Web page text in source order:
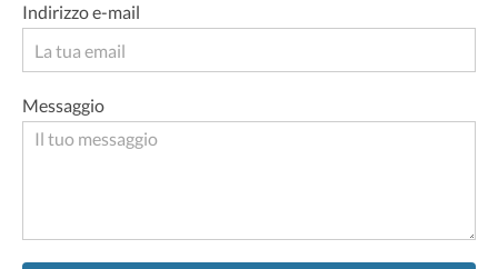
Indirizzo e-mail
Messaggio